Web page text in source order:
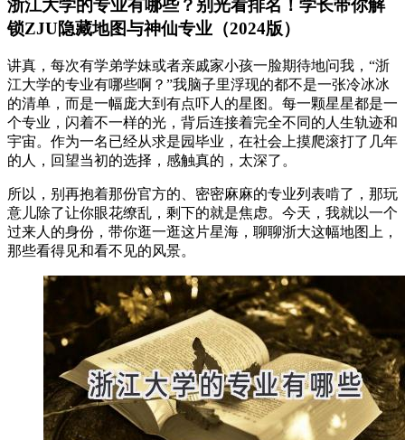
浙江大学的专业有哪些？别光看排名！学长带你解
锁ZJU隐藏地图与神仙专业（2024版）
讲真，每次有学弟学妹或者亲戚家小孩一脸期待地问我，“浙
江大学的专业有哪些啊？”我脑子里浮现的都不是一张冷冰冰
的清单，而是一幅庞大到有点吓人的星图。每一颗星星都是一
个专业，闪着不一样的光，背后连接着完全不同的人生轨迹和
宇宙。作为一名已经从求是园毕业，在社会上摸爬滚打了几年
的人，回望当初的选择，感触真的，太深了。
所以，别再抱着那份官方的、密密麻麻的专业列表啃了，那玩
意儿除了让你眼花缭乱，剩下的就是焦虑。今天，我就以一个
过来人的身份，带你逛一逛这片星海，聊聊浙大这幅地图上，
那些看得见和看不见的风景。